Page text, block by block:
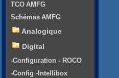
TCO AMFG
Schémas AMFG
Analogique
Digital
-Configuration - ROCO
-Config -Intellibox